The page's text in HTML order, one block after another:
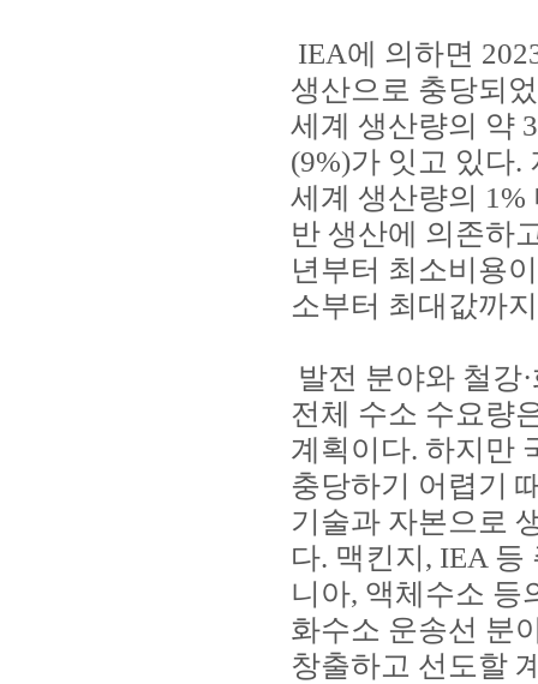
IEA에 의하면
생산으로 충당되
세계 생산량의 약
(9%)가 잇고 있다.
세계 생산량의 1%
반 생산에 의존하
년부터 최소비용
소부터 최대값까
발전 분야와 철강
전체 수소 수요량
계획이다. 하지만
충당하기 어렵기
기술과 자본으로
다. 맥킨지, IEA
니아, 액체수소 등
화수소 운송선 분
창출하고 선도할